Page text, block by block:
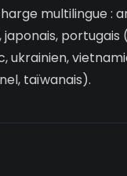
multilingue :
portugais
ukrainien,
taïwanais).